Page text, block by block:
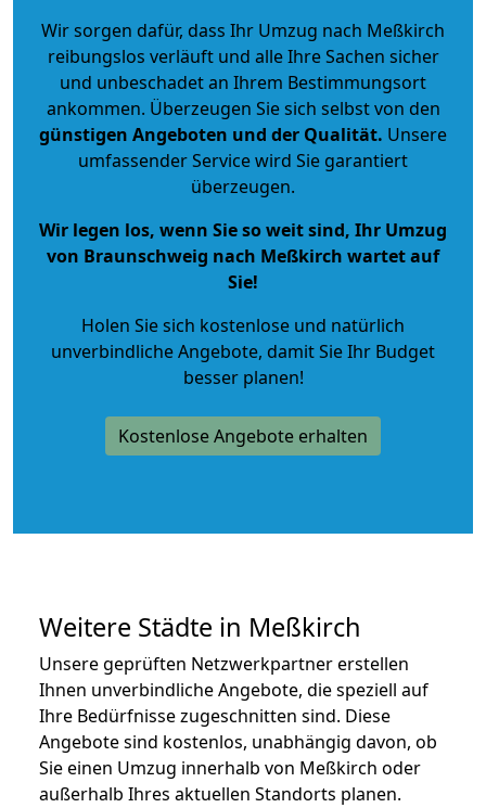
Wir sorgen dafür, dass Ihr Umzug nach Meßkirch
reibungslos verläuft und alle Ihre Sachen sicher
und unbeschadet an Ihrem Bestimmungsort
ankommen. Überzeugen Sie sich selbst von den
günstigen Angeboten und der Qualität. Unsere
umfassender Service wird Sie garantiert
überzeugen.
Wir legen los, wenn Sie so weit sind, Ihr Umzug
von Braunschweig nach Meßkirch wartet auf
Sie!
Holen Sie sich kostenlose und natürlich
unverbindliche Angebote, damit Sie Ihr Budget
besser planen!
Kostenlose Angebote erhalten
Weitere Städte in Meßkirch
Unsere geprüften Netzwerkpartner erstellen
Ihnen unverbindliche Angebote, die speziell auf
Ihre Bedürfnisse zugeschnitten sind. Diese
Angebote sind kostenlos, unabhängig davon, ob
Sie einen Umzug innerhalb von Meßkirch oder
außerhalb Ihres aktuellen Standorts planen.